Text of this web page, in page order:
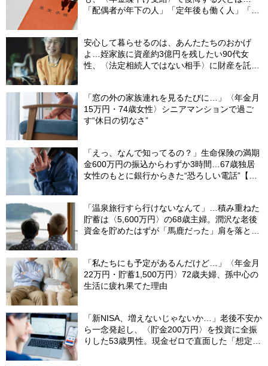
「配偶者が年下の人」「定年後も働く人」「特
安心して暮らせるのは、あんたたちのおかげ
よ…姪家族に資産約3億円を残したい90代女
性、〈法定相続人ではない相手〉に財産を託せ
「窓の外の家族連れを見るたびに…」〈年金月
15万円・74歳女性〉シニアマンションで過ご
す“休日の切なさ”
「えっ、なんで知ってるの？」生命保険の満期
金600万円の振込からわずか3時間…67歳独居
女性のもとに銀行からきた“恐ろしい電話”【FP
「温泉旅行すら行けないなんて」…積み重ねた
貯蓄は〈5,600万円〉の68歳主婦。潤沢な老後
資金を貯めたはずが「馬鹿だった」肩を落とす
「私たちにも予定があるんだけど…」〈年金月
22万円・貯蓄1,500万円〉72歳夫婦、孫中心の
生活に疲れ果てた理由
「新NISA、増えないじゃないか…」老後不安か
ら一念発起し、〈貯金200万円〉を投資に全振
りした53歳男性。現金ゼロで直面した「想定外